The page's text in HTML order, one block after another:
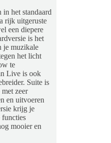
in het standaard
rijk uitgeruste
een diepere
is het
je muzikale
het licht
te
Live is ook
Suite is
zeer
en uitvoeren
krijg je
functies
mooier en